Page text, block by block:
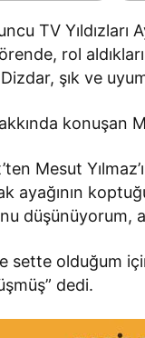
TV Yıldızları
rol
şık ve
konuşan
Mesut
ayağının
düşünüyorum,
sette olduğum
dedi.